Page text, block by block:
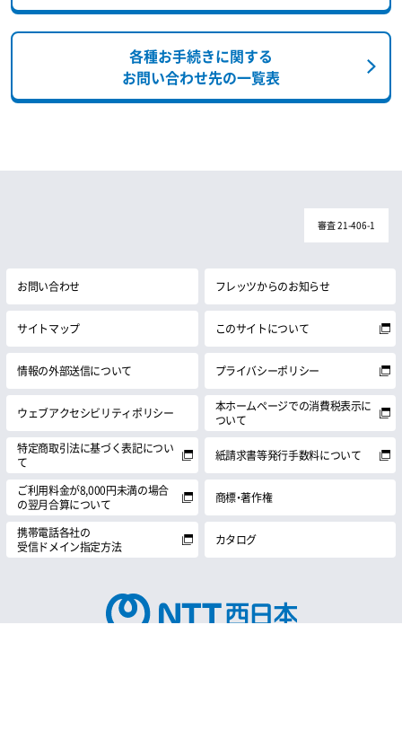
各種お手続きに関する
お問い合わせ先の一覧表
審査 21-406-1
お問い合わせ フレッツからのお知らせ
サイトマップ このサイトについて
情報の外部送信について プライバシーポリシー
ウェブアクセシビリティポリシー
本ホームページでの消費税表示に
ついて
特定商取引法に基づく表記につい
て
紙請求書等発行手数料について
ご利用料金が8,000円未満の場合
の翌月合算について
商標・著作権
携帯電話各社の
受信ドメイン指定方法
カタログ